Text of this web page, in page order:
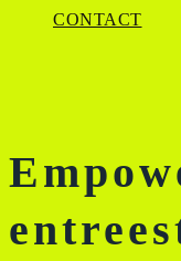
CONTACT